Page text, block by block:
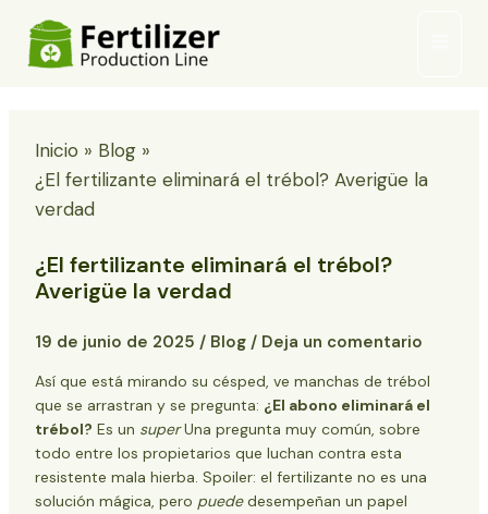
contenido
Inicio
Blog
¿El fertilizante eliminará el trébol? Averigüe la
verdad
¿El fertilizante eliminará el trébol?
Averigüe la verdad
19 de junio de 2025 / Blog/ Deja un comentario
Así que está mirando su césped, ve manchas de trébol
que se arrastran y se pregunta: ¿El abono eliminará el
trébol? Es un superUna pregunta muy común, sobre
todo entre los propietarios que luchan contra esta
resistente mala hierba. Spoiler: el fertilizante no es una
solución mágica, pero puededesempeñan un papel